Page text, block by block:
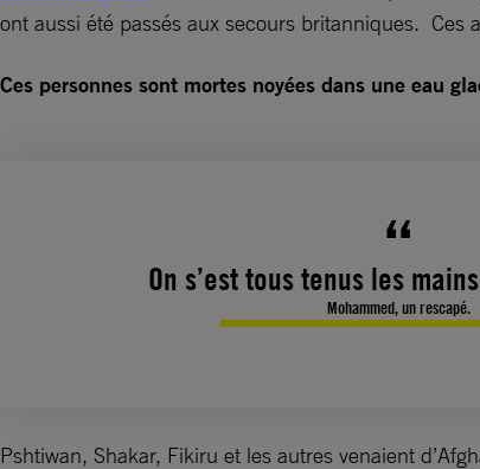
ont aussi été passés aux secours britanniques. Ces
Ces personnes sont mortes noyées dans une eau
On s’est tous tenus les
Mohammed, un rescapé.
Pshtiwan, Shakar, Fikiru et les autres venaient